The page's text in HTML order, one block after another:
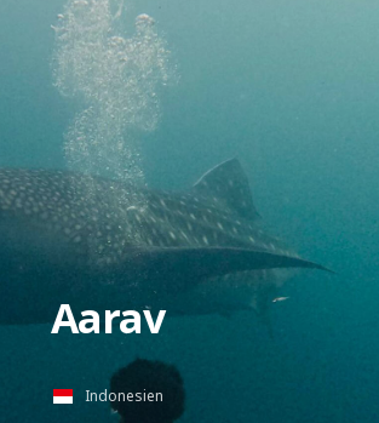
Aarav
Indonesien